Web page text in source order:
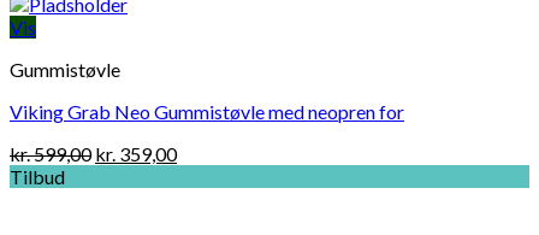
Vis
Gummistøvle
Viking Grab Neo Gummistøvle med neopren for
kr.599,00 Original
kr. 359,00Current
Tilbud